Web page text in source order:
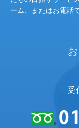
ーム、またはお電話
受